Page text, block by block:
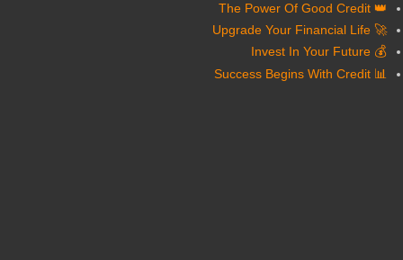
👑 The Power Of Good Credit
🚀 Upgrade Your Financial Life
💰 Invest In Your Future
📊 Success Begins With Credit